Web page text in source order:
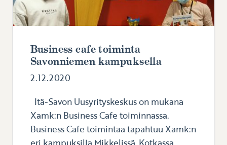
Business cafe toiminta
Savonniemen kampuksella
2.12.2020
Itä-Savon Uusyrityskeskus on mukana
Xamk:n Business Cafe toiminnassa.
Business Cafe toimintaa tapahtuu Xamk:n